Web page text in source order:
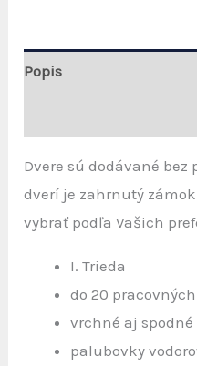
Popis
Dvere sú dodávané bez
dverí je zahrnutý
vybrať podľa Vašich
I. Trieda
do 20
vrchné aj
palubovky